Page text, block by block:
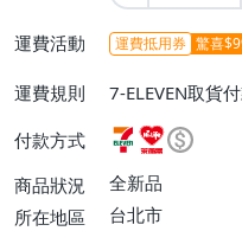
運費活動 運費抵用券 驚喜
運費規則
7-ELEVEN取貨
或消費滿$599
【單件運費$60
費】、宅配/貨
或消費滿$1599
付款方式
商品狀況
全新品
所在地區
台北市